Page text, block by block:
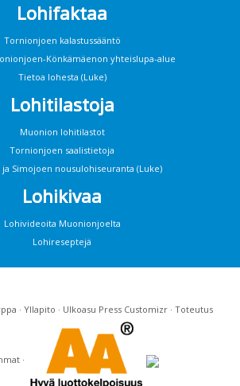
Lohifaktaa
Tornionjoen kalastussääntö
Könkämäenon yhteislupa-alue
Tietoa lohesta (Luke)
Lohitilastoja
Muonion lohitilastot
Tornionjoen saalistietoja
Simojoen nousulohiseuranta (Luke)
Lohikivaa
Lohivideoita Muonionjoelta
Lohireseptejä
· Yllapito · Ulkoasu Press Customizr· Toteutus
·